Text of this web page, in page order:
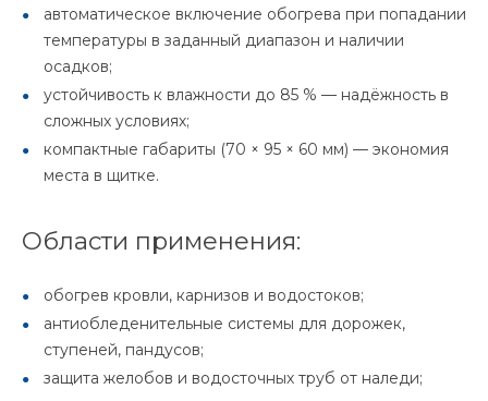
автоматическое включение обогрева при попадании
температуры в заданный диапазон и наличии
осадков;
устойчивость к влажности до 85 % — надёжность в
сложных условиях;
компактные габариты (70 × 95 × 60 мм) — экономия
места в щитке.
Области применения:
обогрев кровли, карнизов и водостоков;
антиобледенительные системы для дорожек,
ступеней, пандусов;
защита желобов и водосточных труб от наледи;